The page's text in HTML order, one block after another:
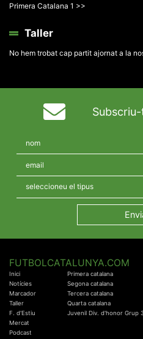
Primera Catalana 1 >>
Taller
No hem trobat cap partit ajornat a la
FUTBOLCATALUNYA.COM
Inici
Notícies
Marcador
Taller
F. d'Estiu
Mercat
Podcast
Primera catalana
Segona catalana
Tercera catalana
Quarta catalana
Juvenil Div. d'honor Grup